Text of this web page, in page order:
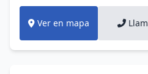
Ver en mapa